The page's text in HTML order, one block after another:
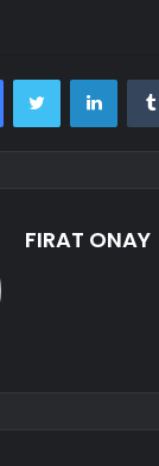
FacebookTwitter
FIRAT ONAY